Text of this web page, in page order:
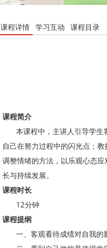
课程详情 学习互动 课程目录
课程简介
本课程中，主讲人引导学生
自己在努力过程中的闪光点；
调整情绪的方法，以乐观心态
长与持续发展。
课程时长
12分钟
课程提纲
一、客观看待成绩对自我的